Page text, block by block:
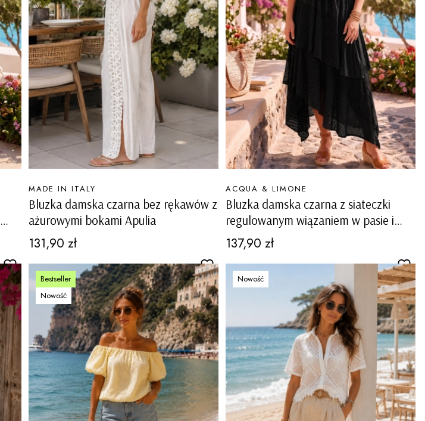
Bluzka damska czarna bez rękawów z
ażurowymi bokami Apulia
PRODUCENT
MADE IN ITALY
Cena
131,90 zł
Bluzka damska czarna z siateczki
regulowanym wiązaniem w pasie i
ozdobnymi patkami Sangano
PRODUCENT
ACQUA & LIMONE
Cena
137,90 zł
Bestseller
Nowość
Nowość